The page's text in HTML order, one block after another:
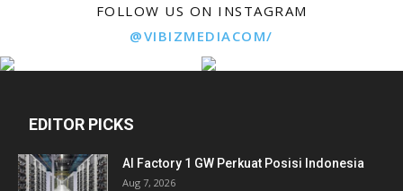
FOLLOW US ON INSTAGRAM
@VIBIZMEDIACOM/
EDITOR PICKS
AI Factory 1 GW Perkuat Posisi Indonesia
Aug 7, 2026